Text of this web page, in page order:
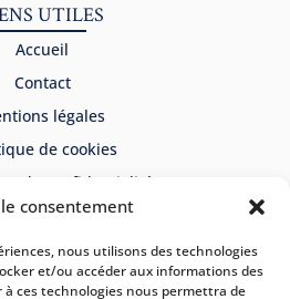
consentement
nous utilisons des technologies
et/ou accéder aux informations des
ces technologies nous permettra de
UTILES
Accueil
Contact
légales
de cookies
de confidentialité